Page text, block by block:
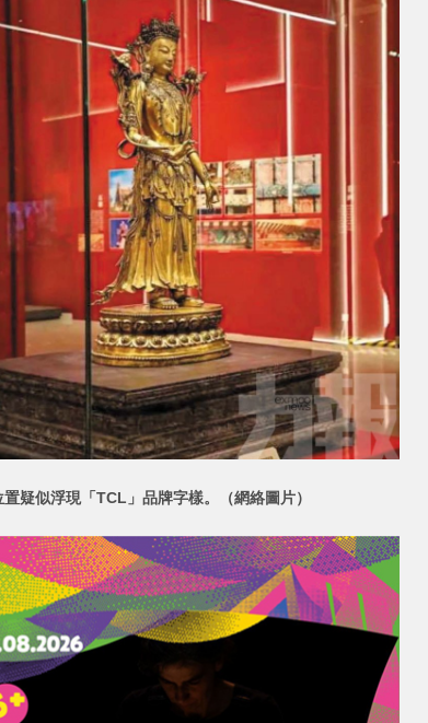
疑似浮現「TCL」品牌字樣。（網絡圖片）